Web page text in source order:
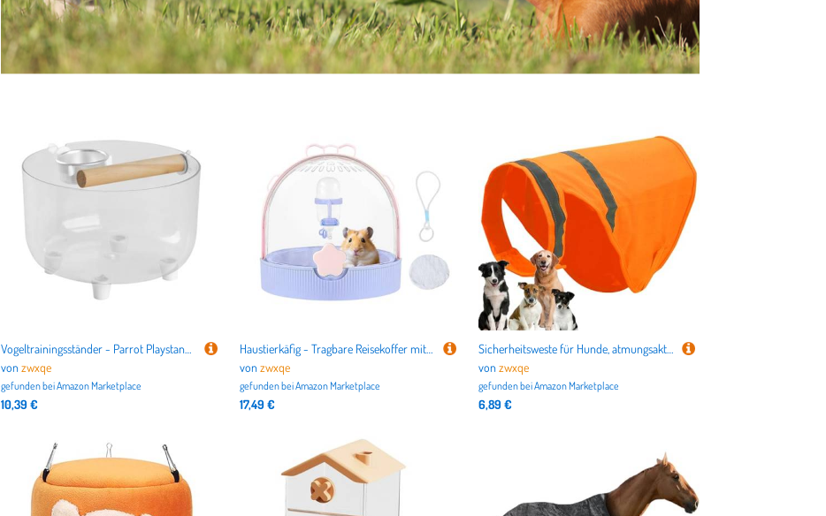
Vogeltrainingsständer - Parrot Playstand mit abnehmbar
vonzwxqe
gefunden beiAmazon Marketplace
10,39 €
Haustierkäfig - Tragbare Reisekoffer mit Wasserflasche für Hamster und Chinchilla, Haustierträger ideal für, Vogel, Mäuse, Rennmäuse, Camping, Roadtrips, Urlaub und Spaziergänge im Freien
vonzwxqe
gefunden beiAmazon Marketplace
17,49 €
Sicherheitsweste für Hunde, atmungsaktiv, fluoreszierend, verstellbar, Orange, für Jagd, Haustierbedarf, bequem für Training, Outdoor-Aktivitäten, Jagd
vonzwxqe
gefunden beiAmazon Marketplace
6,89 €